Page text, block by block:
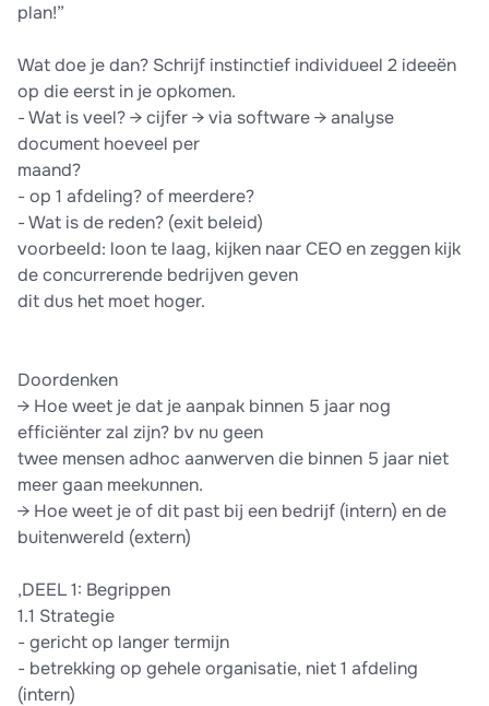
plan!”
Wat doe je dan? Schrijf instinctief individueel 2 ideeën
op die eerst in je opkomen.
- Wat is veel? → cijfer → via software → analyse
document hoeveel per
maand?
- op 1 afdeling? of meerdere?
- Wat is de reden? (exit beleid)
voorbeeld: loon te laag, kijken naar CEO en zeggen kijk
de concurrerende bedrijven geven
dit dus het moet hoger.
Doordenken
→ Hoe weet je dat je aanpak binnen 5 jaar nog
efficiënter zal zijn? bv nu geen
twee mensen adhoc aanwerven die binnen 5 jaar niet
meer gaan meekunnen.
→ Hoe weet je of dit past bij een bedrijf (intern) en de
buitenwereld (extern)
,DEEL 1: Begrippen
1.1 Strategie
- gericht op langer termijn
- betrekking op gehele organisatie, niet 1 afdeling
(intern)